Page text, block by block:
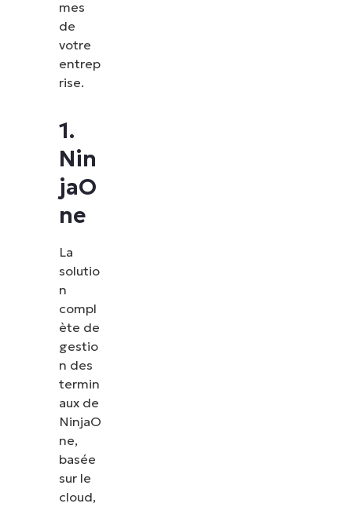
mes
de
votre
entrep
rise.
1.
Nin
jaO
ne
La
solutio
n
compl
ète de
gestio
n des
termin
aux de
NinjaO
ne,
basée
sur le
cloud,